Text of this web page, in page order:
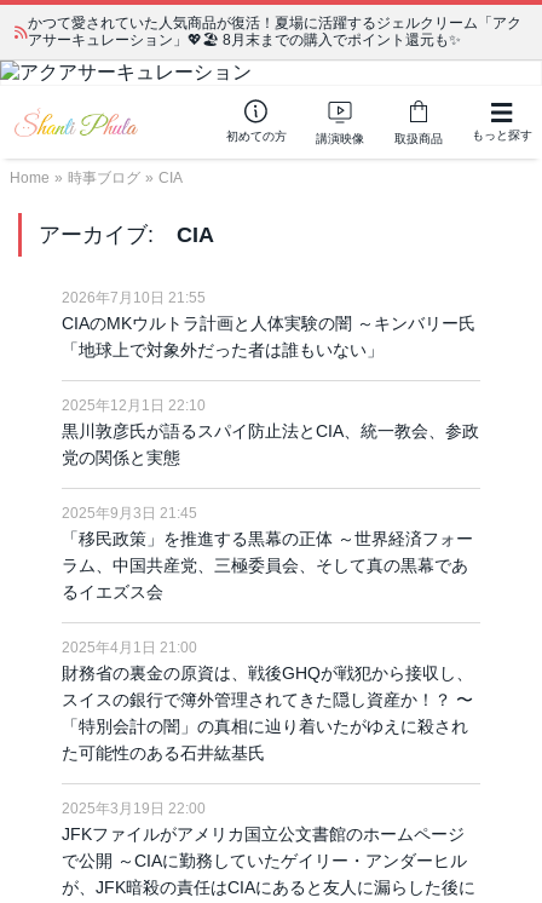
かつて愛されていた人気商品が復活！夏場に活躍するジェルクリーム「アク
アサーキュレーション」💖🏖️ 8月末までの購入でポイント還元も✨
宗教学講座 中級コース 第139回 明治以降の日本の闇３ 〜日本の黒幕た
ちの出自／在日が入り込むヤクザ／朝鮮進駐軍から始まったパチンコ利権
初めての方 講演映像 取扱商品 もっと探す
Home » 時事ブログ » CIA
アーカイブ: CIA
2026年7月10日 21:55
CIAのMKウルトラ計画と人体実験の闇 ～キンバリー氏
「地球上で対象外だった者は誰もいない」
2025年12月1日 22:10
黒川敦彦氏が語るスパイ防止法とCIA、統一教会、参政
党の関係と実態
2025年9月3日 21:45
「移民政策」を推進する黒幕の正体 ～世界経済フォー
ラム、中国共産党、三極委員会、そして真の黒幕であ
るイエズス会
2025年4月1日 21:00
財務省の裏金の原資は、戦後GHQが戦犯から接収し、
スイスの銀行で簿外管理されてきた隠し資産か！？ 〜
「特別会計の闇」の真相に辿り着いたがゆえに殺され
た可能性のある石井紘基氏
2025年3月19日 22:00
JFKファイルがアメリカ国立公文書館のホームページ
で公開 ～CIAに勤務していたゲイリー・アンダーヒル
が、JFK暗殺の責任はCIAにあると友人に漏らした後に